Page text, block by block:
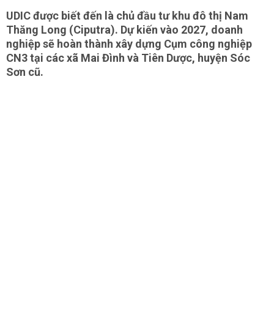
UDIC được biết đến là chủ đầu tư khu đô thị Nam
Thăng Long (Ciputra). Dự kiến vào 2027, doanh
nghiệp sẽ hoàn thành xây dựng Cụm công nghiệp
CN3 tại các xã Mai Đình và Tiên Dược, huyện Sóc
Sơn cũ.